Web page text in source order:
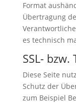
Format
Übertragung
es technisch
SSL-
Diese Seite
Schutz der
zum Beispiel